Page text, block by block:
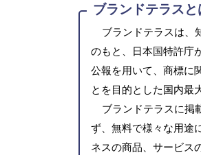
ブランドテラスと
ブランドテラスは、
のもと、日本国特許庁
公報を用いて、商標に
とを目的とした国内最
ブランドテラスに掲
ず、無料で様々な用途
ネスの商品、サービス